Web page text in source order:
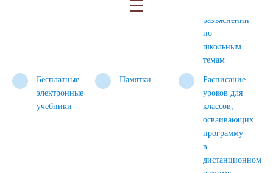
разъяснений
по
школьным
темам
Бесплатные
электронные
учебники
Памятки
Расписание
уроков для
классов,
осваивающих
программу
в
дистанционном